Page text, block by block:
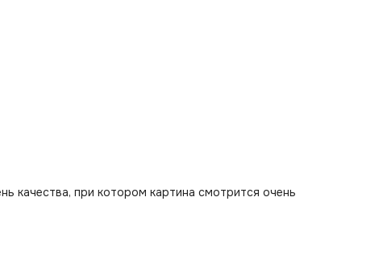
качества, при котором картина смотрится очень